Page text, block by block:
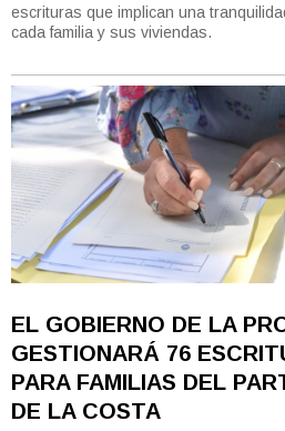
escrituras que implican una
cada familia y sus viviendas.
EL GOBIERNO DE LA
GESTIONARÁ 76
PARA FAMILIAS DEL
DE LA COSTA